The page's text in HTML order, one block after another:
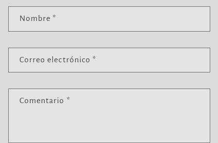
Nombre*
Correo electrónico*
Comentario *